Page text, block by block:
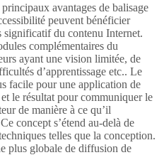
principaux avantages de balisage
peuvent bénéficier
significatif du contenu Internet.
complémentaires du
ayant une vision limitée, de
d’apprentissage etc.. Le
facile pour une application de
le résultat pour communiquer le
de manière à ce qu’il
concept s’étend au-delà de
telles que la conception.
plus globale de diffusion de